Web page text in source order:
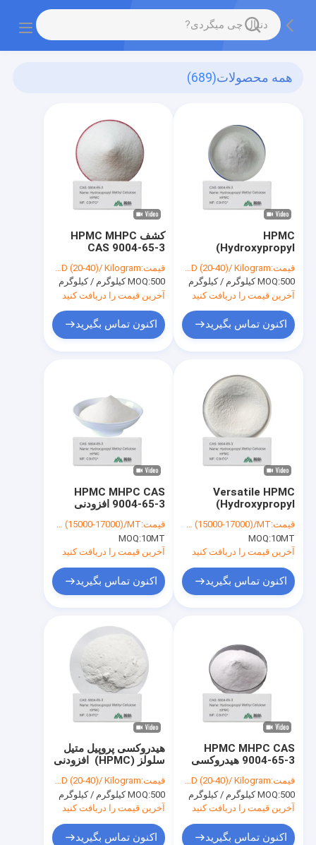
همه محصولات(689)
کشف HPMC MHPC
CAS 9004-65-3
سلولز قابل اعتماد برای
کاربردهای مختلف
قیمت:USD (20-40)/ Kilogram
MOQ:500 کیلوگرم / کیلوگرم
آخرین قیمت را دریافت کنید
اکنون تماس بگیرید
HPMC
(Hydroxypropyl
CAS 9004-65-3
افزودنی شیمیایی چند
منظوره
قیمت:USD (20-40)/ Kilogram
MOQ:500 کیلوگرم / کیلوگرم
آخرین قیمت را دریافت کنید
اکنون تماس بگیرید
HPMC MHPC CAS
9004-65-3 افزودنی
سلولز ضروری
قیمت:USD (15000-17000)/MT
MOQ:10MT
آخرین قیمت را دریافت کنید
اکنون تماس بگیرید
Versatile HPMC
(Hydroxypropyl
CAS 9004-65-3 برای
کاربردهای مختلف
قیمت:USD (15000-17000)/MT
MOQ:10MT
آخرین قیمت را دریافت کنید
اکنون تماس بگیرید
هیدروکسی پروپیل متیل
سلولز (HPMC) ️ افزودنی
9004-65-3
قیمت:USD (20-40)/ Kilogram
MOQ:500 کیلوگرم / کیلوگرم
آخرین قیمت را دریافت کنید
اکنون تماس بگیرید
HPMC MHPC CAS
9004-65-3 هیدروکسی
کیفیت بالا برای استفاده
صنعتی
قیمت:USD (20-40)/ Kilogram
MOQ:500 کیلوگرم / کیلوگرم
آخرین قیمت را دریافت کنید
اکنون تماس بگیرید